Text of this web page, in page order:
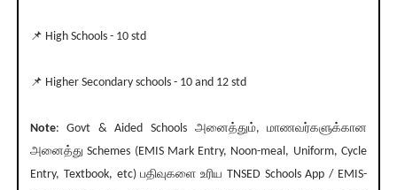
📌 High Schools - 10 std
📌 Higher Secondary schools - 10 and 12 std
Note: Govt & Aided Schools அனைத்தும், மாணவர்களுக்கான
அனைத்து Schemes (EMIS Mark Entry, Noon-meal, Uniform, Cycle
Entry, Textbook, etc) பதிவுகளை உரிய TNSED Schools App / EMIS-